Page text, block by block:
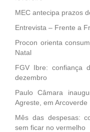
MEC antecipa prazos
Entrevista – Frente a
Procon orienta
Natal
FGV Ibre: confiança
dezembro
Paulo Câmara
Agreste, em Arcoverde
Mês das despesas:
sem ficar no vermelho